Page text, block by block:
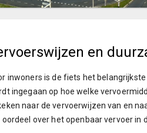
en
inwoners is de fiets het
ingegaan op hoe welke
naar de vervoerwijzen van en
oordeel over het openbaar vervoer in